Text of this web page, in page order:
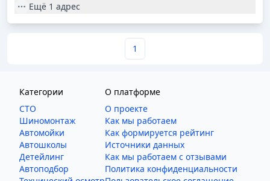
Ещё 1 адрес
1
Категории
СТО
Шиномонтаж
Автомойки
Автошколы
Детейлинг
Автоподбор
О платформе
О проекте
Как мы работаем
Как формируется рейтинг
Источники данных
Как мы работаем с отзывами
Политика конфиденциальности